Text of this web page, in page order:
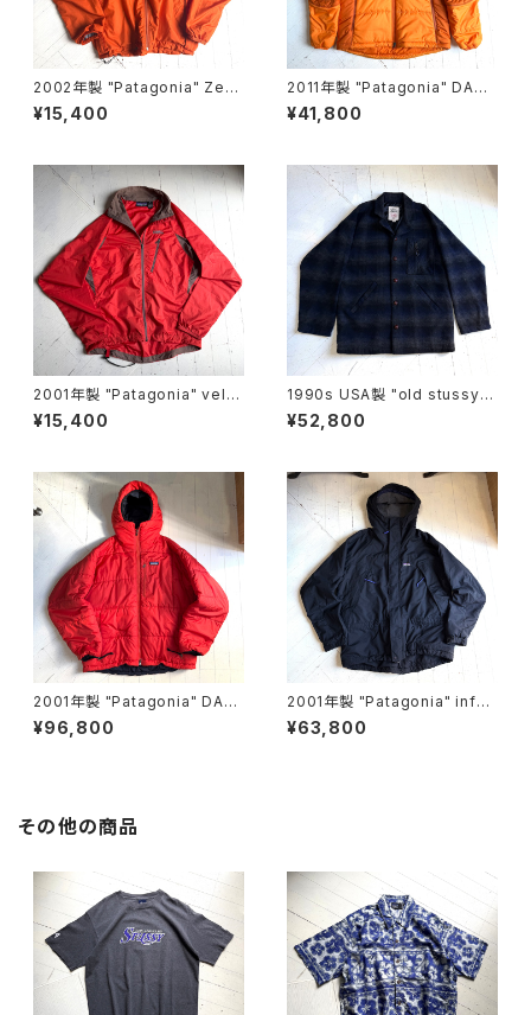
2002年製 "Patagonia" Zep
hur jacket
¥15,400
2011年製 "Patagonia" DAS
PARKA
¥41,800
2001年製 "Patagonia" velo
city O2 jacket
¥15,400
1990s USA製 "old stussy"
omble check jacket
¥52,800
2001年製 "Patagonia" DAS
PARKA
¥96,800
2001年製 "Patagonia" infur
no jacket
¥63,800
その他の商品